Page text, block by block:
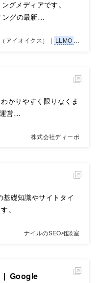
グメディアです。
ングの最新…
アイオイクス）｜ LLMO …
かりやすく限りなくま
営…
株式会社ディーボ
礎知識やサイトタイ
。
ナイルのSEO相談室
| Google